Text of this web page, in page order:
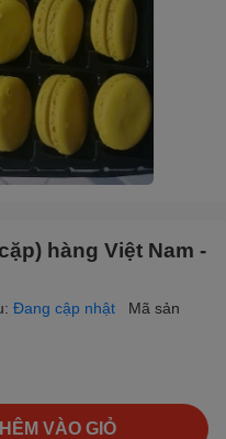
hàng Việt Nam -
Đang cập nhật
Mã sản
VÀO GIỎ